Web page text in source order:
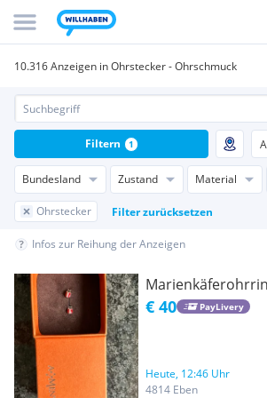
10.316 Anzeigen in Ohrstecker - Ohrschmuck
Bundesland Zustand Material
Ohrstecker Filter zurücksetzen
Filtern 1
Infos zur Reihung der Anzeigen
€ 40 PayLivery
Heute, 12:46 Uhr
4814 Eben